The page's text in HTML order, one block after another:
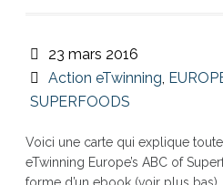
23 mars 2016
Action eTwinning,
SUPERFOODS
Voici une carte qui explique
eTwinning Europe’s ABC of